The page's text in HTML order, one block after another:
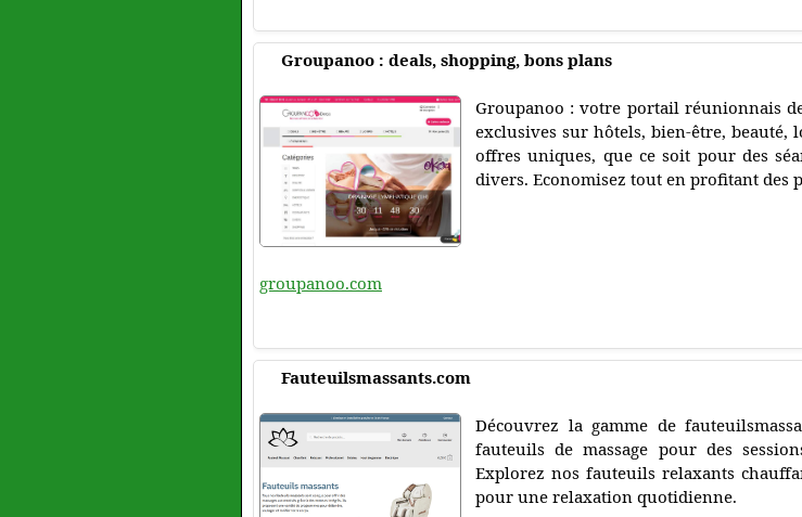
Groupanoo : deals, shopping, bons plans
Groupanoo : votre portail réunionnais
exclusives sur hôtels, bien-être, beauté,
offres uniques, que ce soit pour des
divers. Economisez tout en profitant des
groupanoo.com
Fauteuilsmassants.com
Découvrez la gamme de
fauteuils de massage pour des
Explorez nos fauteuils relaxants
pour une relaxation quotidienne.